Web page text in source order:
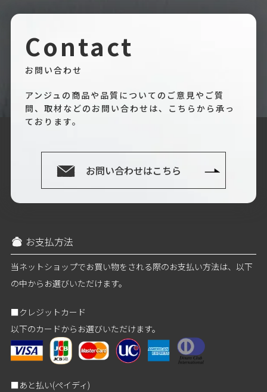
Contact
お問い合わせ
アンジュの商品や品質についてのご意見やご質
問、取材などのお問い合わせは、こちらから承っ
ております。
お問い合わせはこちら
お支払方法
当ネットショップでお買い物をされる際のお支払い方法は、以下
の中からお選びいただけます。
■クレジットカード
以下のカードからお選びいただけます。
■あと払い(ペイディ)